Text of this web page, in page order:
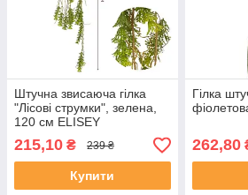
Штучна звисаюча гілка
"Лісові струмки", зелена,
120 см ELISEY
215,10 ₴ 239 ₴
Купити
Гілка
262,80